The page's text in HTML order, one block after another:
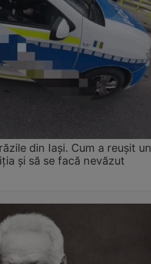
din Iași. Cum a reușit un
și să se facă nevăzut